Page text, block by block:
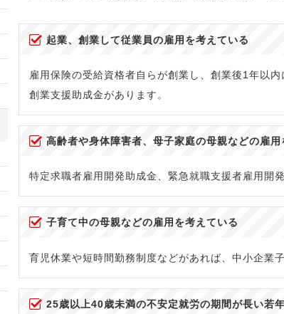
起業、創業して従業員の雇用を考えている
雇用保険の受給資格者自らが創業し、創業後1年以
創業支援助成金があります。
高齢者や身体障害者、母子家庭の母親などの雇用
特定求職者雇用開発助成金、緊急就職支援者雇用開
子育て中の母親などの雇用を考えている
育児休業や短時間勤務制度などがあれば、中小企業
25歳以上40歳未満の不安定就労の期間が長い若